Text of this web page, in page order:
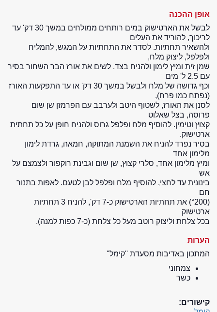
אופן ההכנה
לבשל את הארטישוק במים רותחים ממולחים במשך 30 דק' עד
לריכוך, להוריד את העלים
ולהשאיר תחתיות. לסדר את התחתיות על המגש, להמליח
ולפלפל, ליצוק מלח,
שמן זית ומיץ לימון ולהניח בצד. לשים את אורז הבר השחור בסיר
עם 2.5 ל' מים
וכף גדושה של מלח ולבשל במשך 30 דק' או עד התפקעות האורז
(נפתח כמו פרח),
לסנן את האורז, לשטוף היטב ולערבב עם הפרמזן שן שום
פרוסה, בצל שאלוט
קצוץ וטימין. להוסיף מלח ופלפל גרוס ולהניח חופן על כל תחתית
ארטישוק.
בסיר נפרד להניח את השמנת המתוקה, חמאה, גרדת לימון
מלימון אחד
ומיץ מלימון אחד, סלרי קצוץ, שן שום וגבינת רוקפור ולצמצם על
אש
בינונית עד לחצי, להוסיף מלח ופלפל לבן לטעם. לאפות בתנור
חם
(°200) את תחתיות הארטישוק כ-7 דק', להניח 3 תחתיות
ארטישוק
בכל צלחת וליצוק רוטב מעל כל צלחת (כ-7 כפות למנה).
הערות
המתכון באדיבות מסעדת ''קימל''
צמחוני
כשר
קישורים: